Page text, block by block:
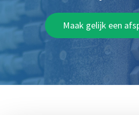
Maak gelijk een